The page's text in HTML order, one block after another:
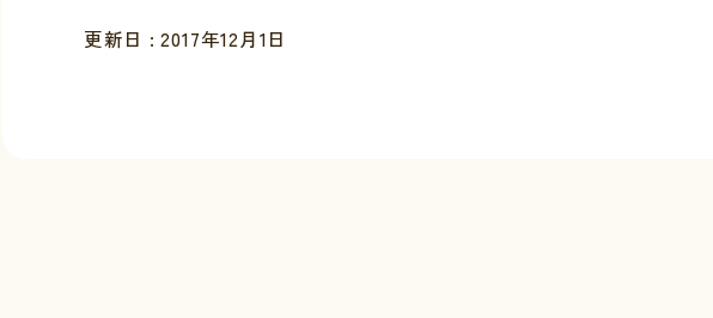
馬路村議会更新日 : 2017年12月1日